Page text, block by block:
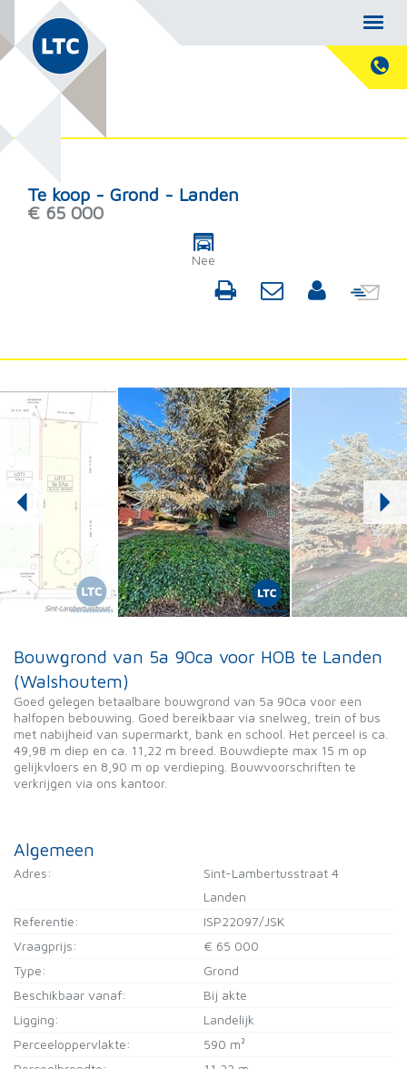
Te koop - Grond - Landen
€ 65 000
Nee
Bouwgrond van 5a 90ca voor HOB te Landen
(Walshoutem)
Goed gelegen betaalbare bouwgrond van 5a 90ca voor een
halfopen bebouwing. Goed bereikbaar via snelweg, trein of bus
met nabijheid van supermarkt, bank en school. Het perceel is ca.
49,98 m diep en ca. 11,22 m breed. Bouwdiepte max 15 m op
gelijkvloers en 8,90 m op verdieping. Bouwvoorschriften te
verkrijgen via ons kantoor.
Algemeen
Adres:
Sint-Lambertusstraat 4
Landen
Referentie:
ISP22097/JSK
Vraagprijs:
€ 65 000
Type:
Grond
Beschikbaar vanaf:
Bij akte
Ligging:
Landelijk
Perceeloppervlakte:
590 m²